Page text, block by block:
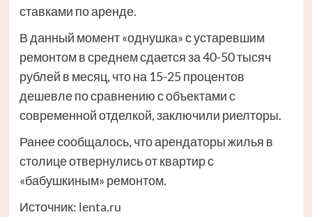
ставками по аренде.
В данный момент «однушка» с устаревшим
ремонтом в среднем сдается за 40-50 тысяч
рублей в месяц, что на 15-25 процентов
дешевле по сравнению с объектами с
современной отделкой, заключили риелторы.
Ранее сообщалось, что арендаторы жилья в
столице отвернулись от квартир с
«бабушкиным» ремонтом.
Источник: lenta.ru